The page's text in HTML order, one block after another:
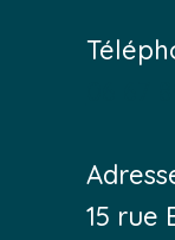
15 rue